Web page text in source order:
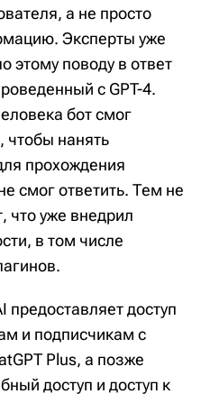
а не просто
Эксперты уже
этому поводу в ответ
с GPT-4.
бот смог
чтобы нанять
прохождения
смог ответить. Тем не
что уже внедрил
в том числе
доступ
и подписчикам с
Plus, а позже
доступ и доступ к